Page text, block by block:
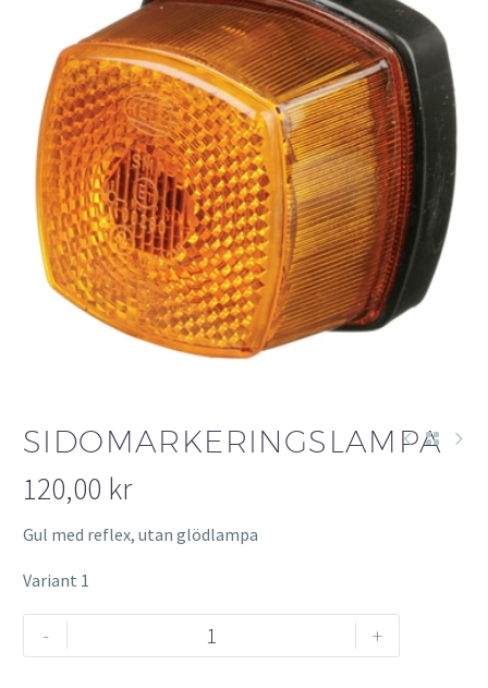
SIDOMARKERINGSLAMPA
120,00 kr
Gul med reflex, utan glödlampa
Variant 1
-
Sidomarkeringslampa
mängd
+